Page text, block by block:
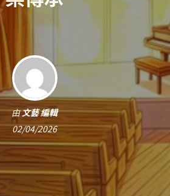
由文藝 編輯
02/04/2026